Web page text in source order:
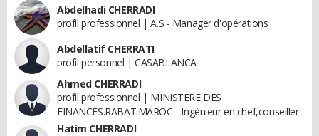
Abdelhadi CHERRADI
profil professionnel | A.S - Manager d'opérations
Abdellatif CHERRATI
profil personnel | CASABLANCA
Ahmed CHERRADI
profil professionnel | MINISTERE DES
FINANCES.RABAT.MAROC - Ingénieur en chef,conseiller
Hatim CHERRADI